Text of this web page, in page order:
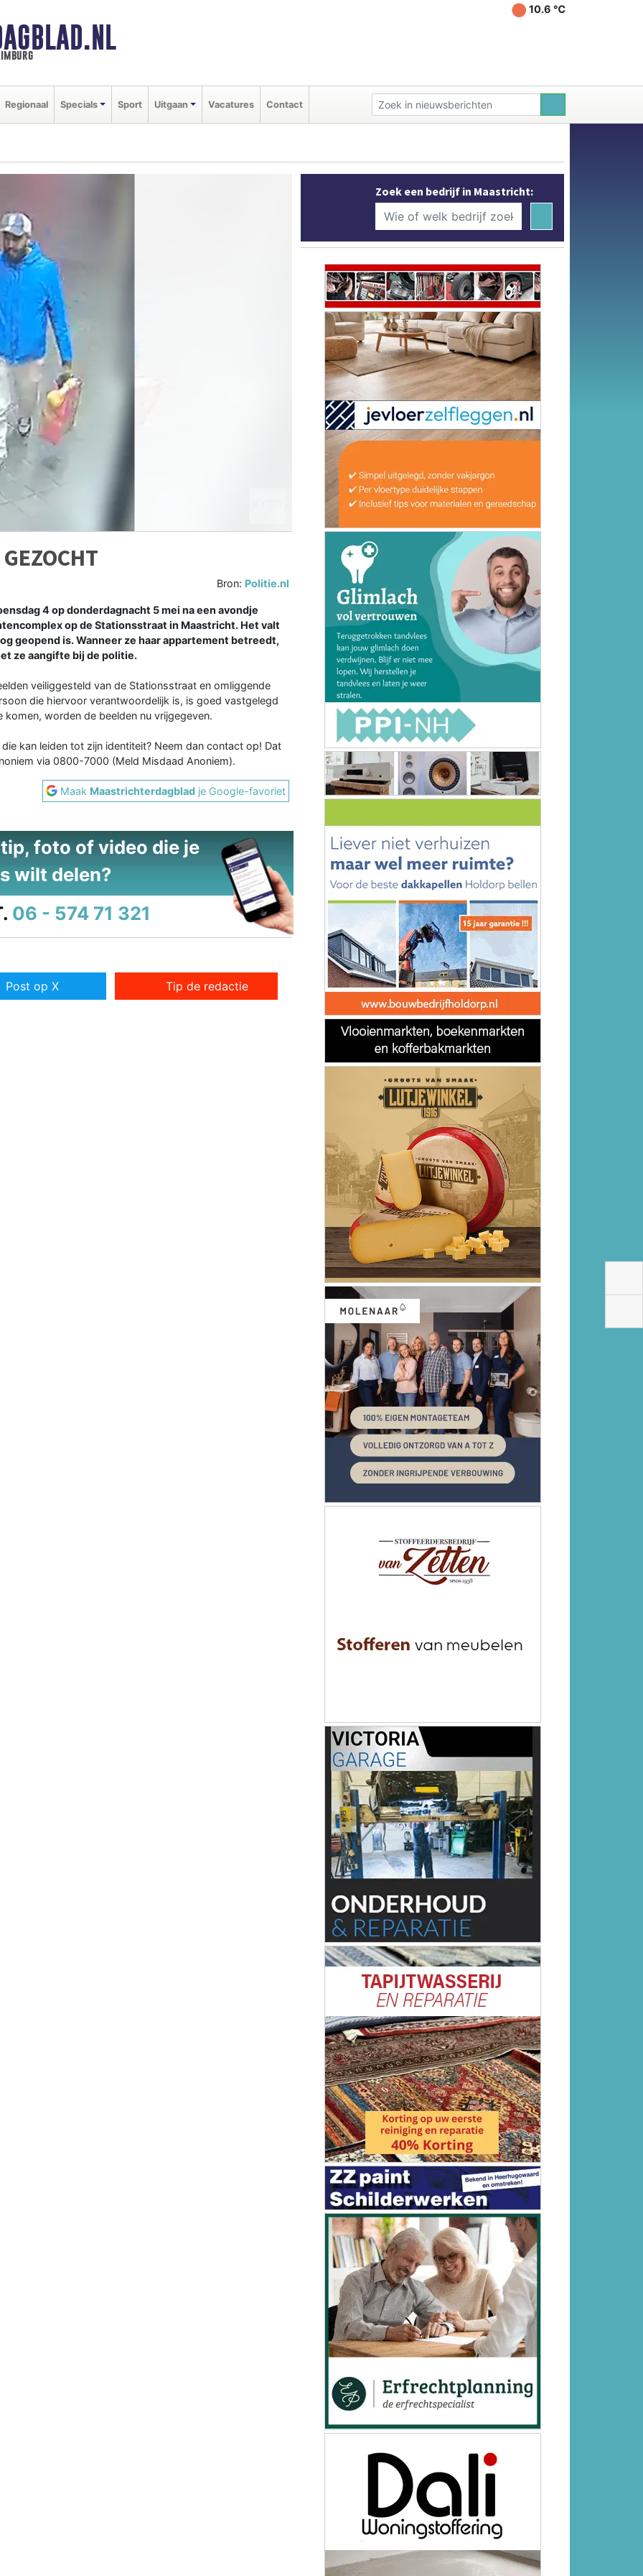
10.6 ℃
Regionaal Specials Sport Uitgaan Vacatures Contact
Bron: Politie.nl
4 op donderdagnacht 5 mei na een avondje
op de Stationsstraat in Maastricht. Het valt
geopend is. Wanneer ze haar appartement betreedt,
ze aangifte bij de politie.
veiliggesteld van de Stationsstraat en omliggende
die hiervoor verantwoordelijk is, is goed vastgelegd
worden de beelden nu vrijgegeven.
kan leiden tot zijn identiteit? Neem dan contact op! Dat
via 0800-7000 (Meld Misdaad Anoniem).
Maak Maastrichterdagblad je Google-favoriet
foto of video die je
wilt delen?
06 - 574 71 321
Post op X Tip de redactie
Zoek een bedrijf in Maastricht: